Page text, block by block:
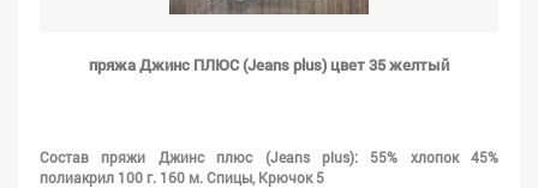
пряжа Джинс ПЛЮС (Jeans plus) цвет 35 желтый
Состав пряжи Джинс плюс (Jeans plus): 55% хлопок 45%
полиакрил 100 г. 160 м. Спицы, Крючок 5